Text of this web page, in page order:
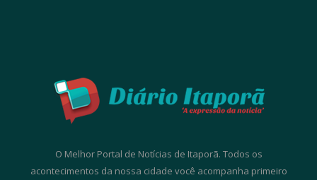
O Melhor Portal de Notícias de Itaporã. Todos os
acontecimentos da nossa cidade você acompanha primeiro